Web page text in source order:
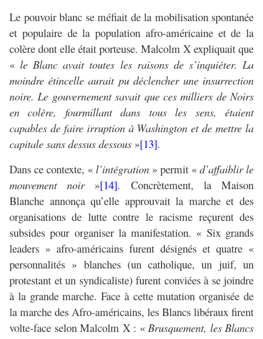
Le pouvoir blanc se méfiait de la mobilisation spontanée
et populaire de la population afro-américaine et de la
colère dont elle était porteuse. Malcolm X expliquait que
«le Blanc avait toutes les raisons de s’inquiéter. La
moindre étincelle aurait pu déclencher une insurrection
noire. Le gouvernement savait que ces milliers de Noirs
en colère, fourmillant dans tous les sens, étaient
capables de faire irruption à Washington et de mettre la
capitale sans dessus dessous »[13].
Dans ce contexte, « l’intégration » permit « d’affaiblir le
mouvement noir»[14]. Concrètement, la Maison
Blanche annonça qu’elle approuvait la marche et des
organisations de lutte contre le racisme reçurent des
subsides pour organiser la manifestation. « Six grands
leaders » afro-américains furent désignés et quatre «
personnalités » blanches (un catholique, un juif, un
protestant et un syndicaliste) furent conviées à se joindre
à la grande marche. Face à cette mutation organisée de
la marche des Afro-américains, les Blancs libéraux firent
volte-face selon Malcolm X : « Brusquement, les Blancs